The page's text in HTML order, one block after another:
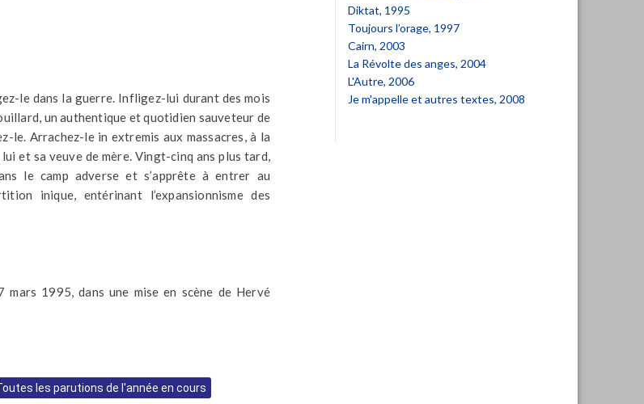
le dans la guerre. Infligez-lui durant des mois
un authentique et quotidien sauveteur de
le. Arrachez-le in extremis aux massacres, à la
et sa veuve de mère. Vingt-cinq ans plus tard,
le camp adverse et s’apprête à entrer au
inique, entérinant l’expansionnisme des
1995, dans une mise en scène de Hervé
Diktat, 1995
Toujours l’orage, 1997
Cairn, 2003
La Révolte des anges, 2004
L'Autre, 2006
Je m'appelle et autres textes, 2008
les parutions de l'année en cours